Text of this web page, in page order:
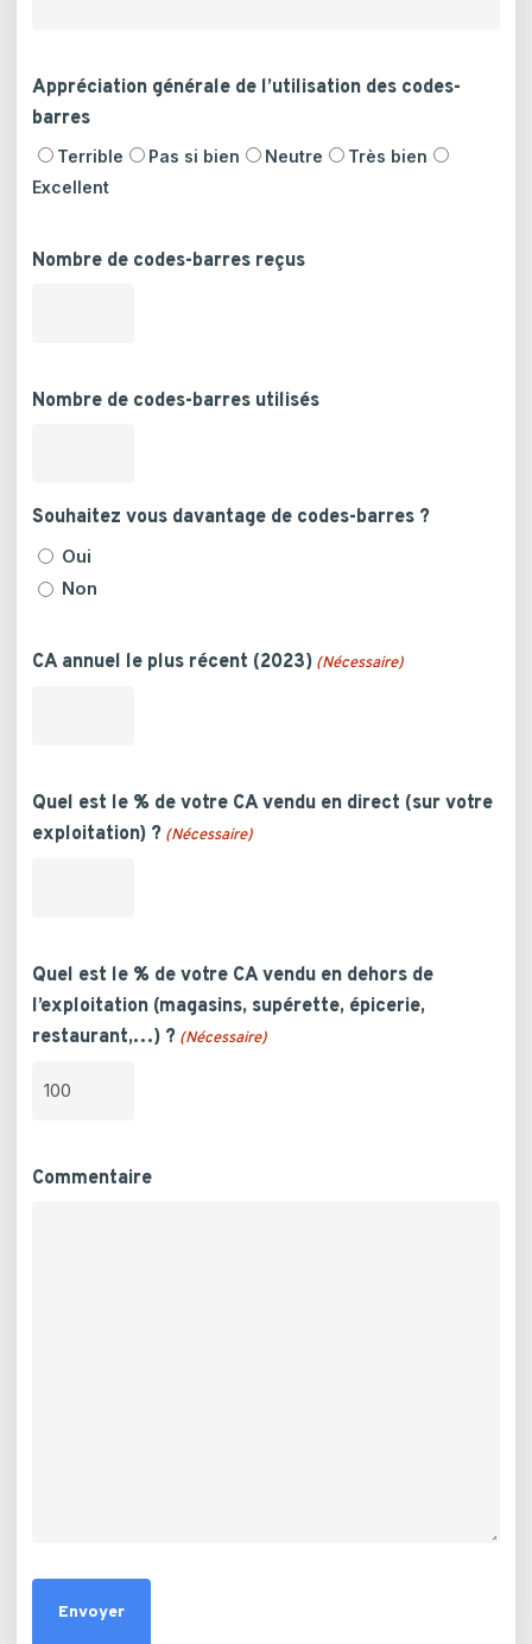
Appréciation générale de l’utilisation des codes-
barres
Terrible Pas si bien Neutre
Très bien
Excellent
Nombre de codes-barres reçus
Nombre de codes-barres utilisés
Souhaitez vous davantage de codes-barres ?
Oui
Non
CA annuel le plus récent (2023) (Nécessaire)
Quel est le % de votre CA vendu en direct (sur votre
exploitation) ? (Nécessaire)
Quel est le % de votre CA vendu en dehors de
l’exploitation (magasins, supérette, épicerie,
restaurant,…) ? (Nécessaire)
Commentaire